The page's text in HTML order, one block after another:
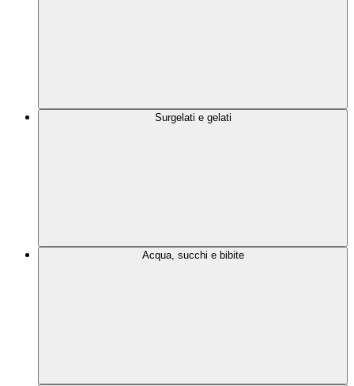
Surgelati e gelati
Acqua, succhi e bibite